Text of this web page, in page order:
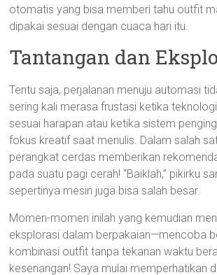
otomatis yang bisa memberi tahu outfit
dipakai sesuai dengan cuaca hari itu.
Tantangan dan
Tentu saja, perjalanan menuju automasi
sering kali merasa frustasi ketika
sesuai harapan atau ketika sistem
fokus kreatif saat menulis. Dalam salah
perangkat cerdas memberikan
pada suatu pagi cerah! “Baiklah,” pikirku
sepertinya mesin juga bisa salah besar.
Momen-momen inilah yang kemudian
eksplorasi dalam berpakaian—mencoba
kombinasi outfit tanpa tekanan waktu
kesenangan! Saya mulai memperhatikan